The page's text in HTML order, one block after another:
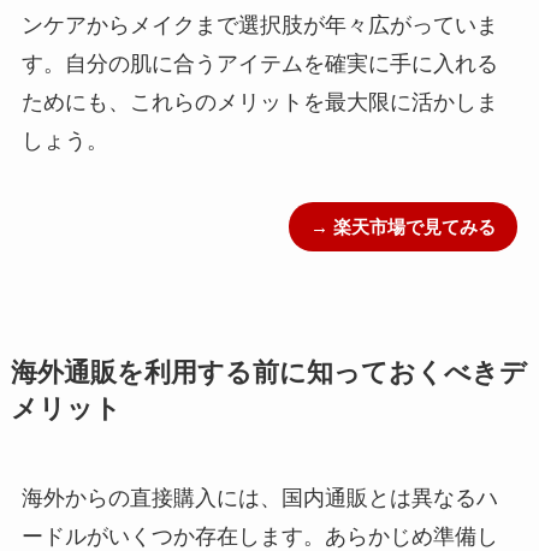
ンケアからメイクまで選択肢が年々広がっていま
す。自分の肌に合うアイテムを確実に手に入れる
ためにも、これらのメリットを最大限に活かしま
しょう。
→ 楽天市場で見てみる
海外通販を利用する前に知っておくべきデ
メリット
海外からの直接購入には、国内通販とは異なるハ
ードルがいくつか存在します。あらかじめ準備し